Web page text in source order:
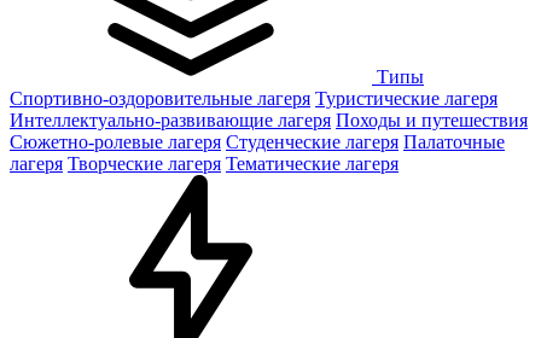
Типы
Спортивно-оздоровительные лагеря Туристические лагеря
Интеллектуально-развивающие лагеря Походы и путешествия
Сюжетно-ролевые лагеря Студенческие лагеря Палаточные
лагеря Творческие лагеря Тематические лагеря